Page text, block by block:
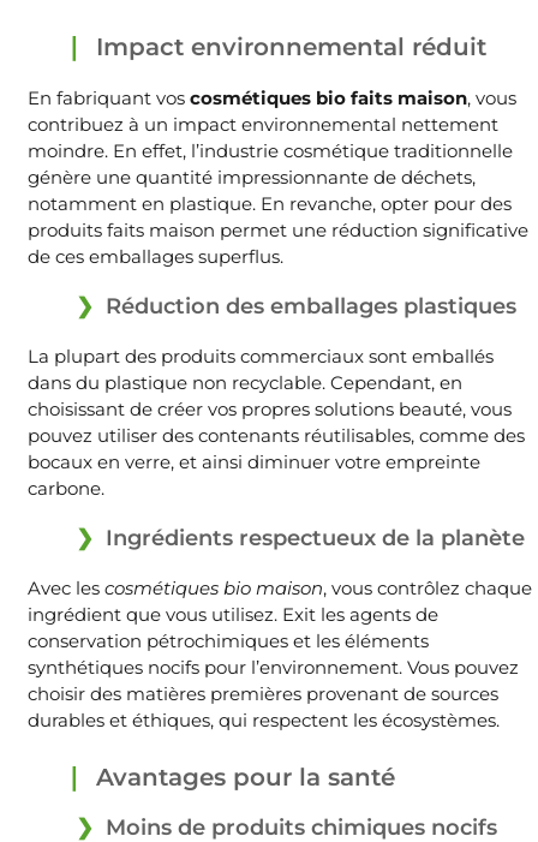
Impact environnemental réduit
En fabriquant vos cosmétiques bio faits maison, vous
contribuez à un impact environnemental nettement
moindre. En effet, l’industrie cosmétique traditionnelle
génère une quantité impressionnante de déchets,
notamment en plastique. En revanche, opter pour des
produits faits maison permet une réduction significative
de ces emballages superflus.
Réduction des emballages plastiques
La plupart des produits commerciaux sont emballés
dans du plastique non recyclable. Cependant, en
choisissant de créer vos propres solutions beauté, vous
pouvez utiliser des contenants réutilisables, comme des
bocaux en verre, et ainsi diminuer votre empreinte
carbone.
Ingrédients respectueux de la planète
Avec les cosmétiques bio maison, vous contrôlez chaque
ingrédient que vous utilisez. Exit les agents de
conservation pétrochimiques et les éléments
synthétiques nocifs pour l’environnement. Vous pouvez
choisir des matières premières provenant de sources
durables et éthiques, qui respectent les écosystèmes.
Avantages pour la santé
Moins de produits chimiques nocifs